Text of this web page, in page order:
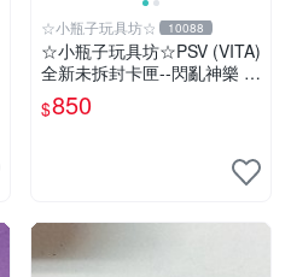
☆小瓶子玩具坊☆ 10088
☆小瓶子玩具坊☆PSV (VITA)
全新未拆封卡匣--閃亂神樂 忍
者對決 -少女們的証明- BEST
版
$850